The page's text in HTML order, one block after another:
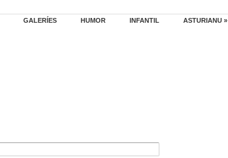
GALERÍES HUMOR INFANTIL ASTURIANU »